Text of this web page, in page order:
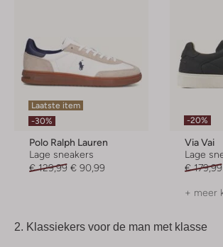
Laatste item
-30%
Polo Ralph Lauren
Lage sneakers
€ 129,99 € 90,99
-20%
Via Vai
Lage
€ 179,99
+ meer
2. Klassiekers voor de man met klasse